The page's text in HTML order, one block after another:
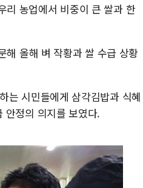
리 농업에서 비중이 큰 쌀과 한
해 올해 벼 작황과 쌀 수급 상황
는 시민들에게 삼각김밥과 식혜
안정의 의지를 보였다.